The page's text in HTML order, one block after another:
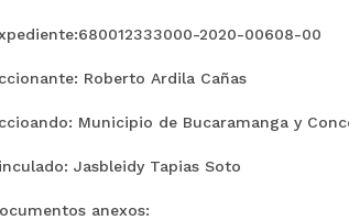
2020-00608-00
Roberto Ardila Cañas
Municipio de Bucaramanga y
Jasbleidy Tapias Soto
anexos: